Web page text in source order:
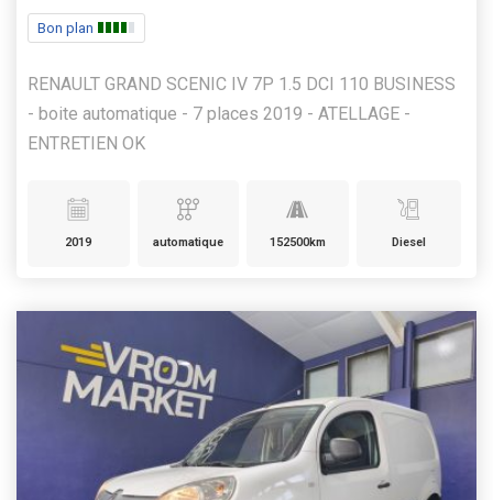
Bon plan
RENAULT GRAND SCENIC IV 7P 1.5 DCI 110 BUSINESS
- boite automatique - 7 places 2019 - ATELLAGE -
ENTRETIEN OK
2019 automatique 152500km Diesel